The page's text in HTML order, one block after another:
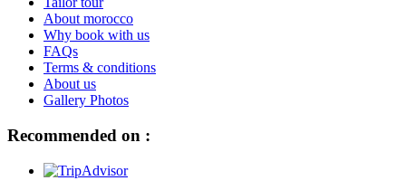
About morocco
Why book with us
FAQs
Terms & conditions
About us
Gallery Photos
Recommended on :